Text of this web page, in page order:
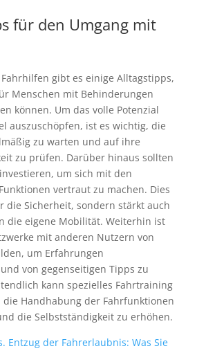
für den Umgang mit
gibt es einige Alltagstipps,
Menschen mit Behinderungen
können. Um das volle Potenzial
auszuschöpfen, ist es wichtig, die
zu warten und auf ihre
zu prüfen. Darüber hinaus sollten
um sich mit den
vertraut zu machen. Dies
die Sicherheit, sondern stärkt auch
die eigene Mobilität. Weiterhin ist
mit anderen Nutzern von
um Erfahrungen
von gegenseitigen Tipps zu
kann spezielles Fahrtraining
Handhabung der Fahrfunktionen
die Selbstständigkeit zu erhöhen.
Entzug der Fahrerlaubnis: Was Sie